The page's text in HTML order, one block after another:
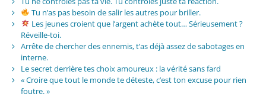
Tu n’as pas besoin de salir les autres pour briller.
Les jeunes croient que l’argent achète tout… Sérieusement ?
Réveille-toi.
Arrête de chercher des ennemis, t’as déjà assez de sabotages en
interne.
Le secret derrière tes choix amoureux : la vérité sans fard
« Croire que tout le monde te déteste, c’est ton excuse pour rien
foutre. »